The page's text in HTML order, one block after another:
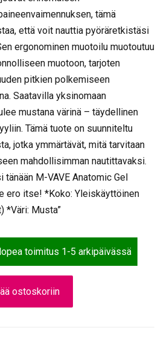
tämä
että voit nauttia pyöräretkistäsi
ergonominen muotoilu muotoutuu
muotoon, tarjoten
pitkien polkemiseen
Saatavilla yksinomaan
mustana värinä – täydellinen
Tämä tuote on suunniteltu
jotka ymmärtävät, mitä tarvitaan
mahdollisimman nautittavaksi.
M-VAVE Anatomic Gel
ero itse! *Koko: Yleiskäyttöinen
*Väri: Musta”
toimitus 1-5 arkipäivässä
ostoskoriin